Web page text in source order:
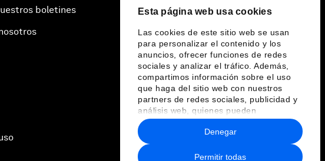
Esta página web usa cookies
Las cookies de este sitio web se usan
para personalizar el contenido y los
anuncios, ofrecer funciones de redes
sociales y analizar el tráfico. Además,
compartimos información sobre el uso
que haga del sitio web con nuestros
partners de redes sociales, publicidad y
análisis web, quienes pueden
combinarla con otra información que les
haya proporcionado o que hayan
recopilado a partir del uso que haya
hecho de sus servicios.
Permitir todas
Denegar
boletines